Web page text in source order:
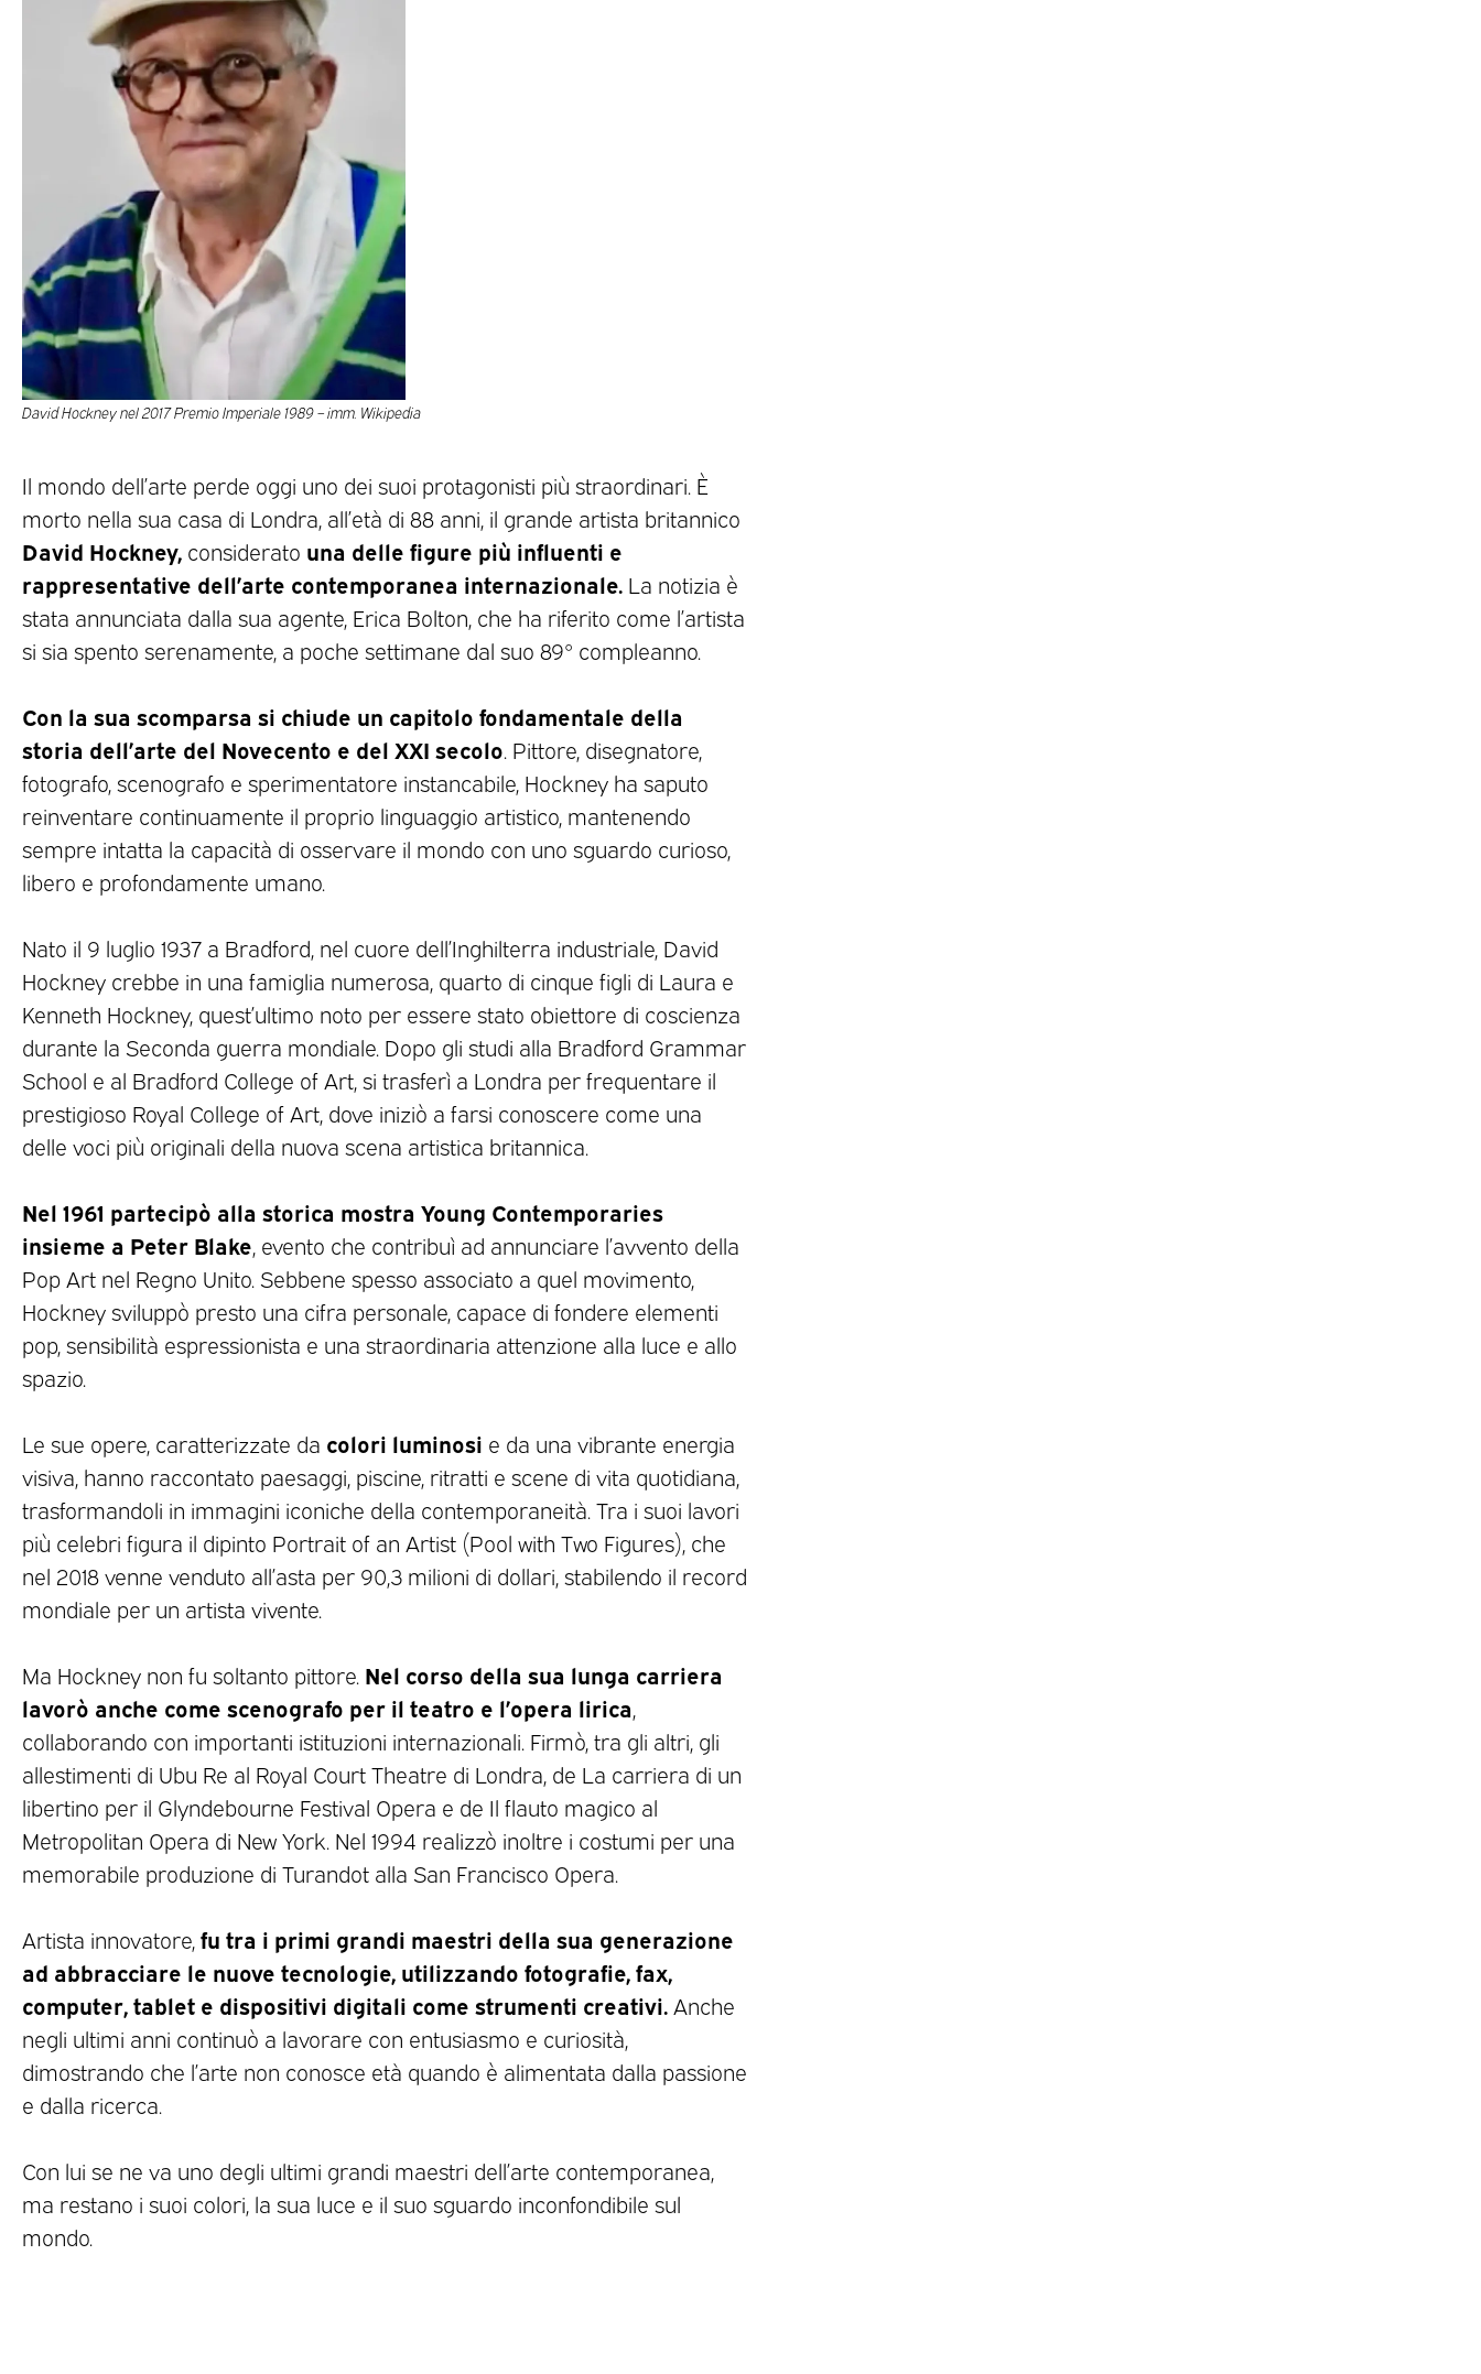
David Hockney nel 2017 Premio Imperiale 1989 – imm. Wikipedia
Il mondo dell’arte perde oggi uno dei suoi protagonisti più straordinari. È
morto nella sua casa di Londra, all’età di 88 anni, il grande artista britannico
David Hockney, considerato una delle figure più influenti e
rappresentative dell’arte contemporanea internazionale. La notizia è
stata annunciata dalla sua agente, Erica Bolton, che ha riferito come l’artista
si sia spento serenamente, a poche settimane dal suo 89° compleanno.
Con la sua scomparsa si chiude un capitolo fondamentale della
storia dell’arte del Novecento e del XXI secolo . Pittore, disegnatore,
fotografo, scenografo e sperimentatore instancabile, Hockney ha saputo
reinventare continuamente il proprio linguaggio artistico, mantenendo
sempre intatta la capacità di osservare il mondo con uno sguardo curioso,
libero e profondamente umano.
Nato il 9 luglio 1937 a Bradford, nel cuore dell’Inghilterra industriale, David
Hockney crebbe in una famiglia numerosa, quarto di cinque figli di Laura e
Kenneth Hockney, quest’ultimo noto per essere stato obiettore di coscienza
durante la Seconda guerra mondiale. Dopo gli studi alla Bradford Grammar
School e al Bradford College of Art, si trasferì a Londra per frequentare il
prestigioso Royal College of Art, dove iniziò a farsi conoscere come una
delle voci più originali della nuova scena artistica britannica.
Nel 1961 partecipò alla storica mostra Young Contemporaries
insieme a Peter Blake , evento che contribuì ad annunciare l’avvento della
Pop Art nel Regno Unito. Sebbene spesso associato a quel movimento,
Hockney sviluppò presto una cifra personale, capace di fondere elementi
pop, sensibilità espressionista e una straordinaria attenzione alla luce e allo
spazio.
Le sue opere, caratterizzate da colori luminosi e da una vibrante energia
visiva, hanno raccontato paesaggi, piscine, ritratti e scene di vita quotidiana,
trasformandoli in immagini iconiche della contemporaneità. Tra i suoi lavori
più celebri figura il dipinto Portrait of an Artist (Pool with Two Figures), che
nel 2018 venne venduto all’asta per 90,3 milioni di dollari, stabilendo il record
mondiale per un artista vivente.
Ma Hockney non fu soltanto pittore. Nel corso della sua lunga carriera
lavorò anche come scenografo per il teatro e l’opera lirica
collaborando con importanti istituzioni internazionali. Firmò, tra gli altri, gli
allestimenti di Ubu Re al Royal Court Theatre di Londra, de La carriera di un
libertino per il Glyndebourne Festival Opera e de Il flauto magico al
Metropolitan Opera di New York. Nel 1994 realizzò inoltre i costumi per una
memorabile produzione di Turandot alla San Francisco Opera.
Artista innovatore, fu tra i primi grandi maestri della sua generazione
ad abbracciare le nuove tecnologie, utilizzando fotografie, fax,
computer, tablet e dispositivi digitali come strumenti creativi. Anche
negli ultimi anni continuò a lavorare con entusiasmo e curiosità,
dimostrando che l’arte non conosce età quando è alimentata dalla passione
e dalla ricerca.
Con lui se ne va uno degli ultimi grandi maestri dell’arte contemporanea,
ma restano i suoi colori, la sua luce e il suo sguardo inconfondibile sul
mondo.